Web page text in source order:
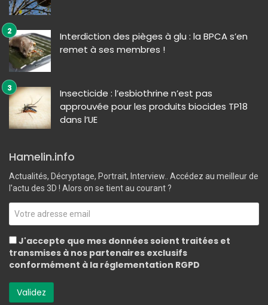
Interdiction des pièges à glu : la BPCA s’en
remet à ses membres !
Insecticide : l’esbiothrine n’est pas
approuvée pour les produits biocides TP18
dans l’UE
Hamelin.info
Actualités, Décryptage, Portrait, Interview.. Accédez au meilleur de
l'actu des 3D ! Alors on se tient au courant ?
J'accepte que mes données soient traitées et
transmises à nos partenaires exclusifs
conformément à la réglementation RGPD